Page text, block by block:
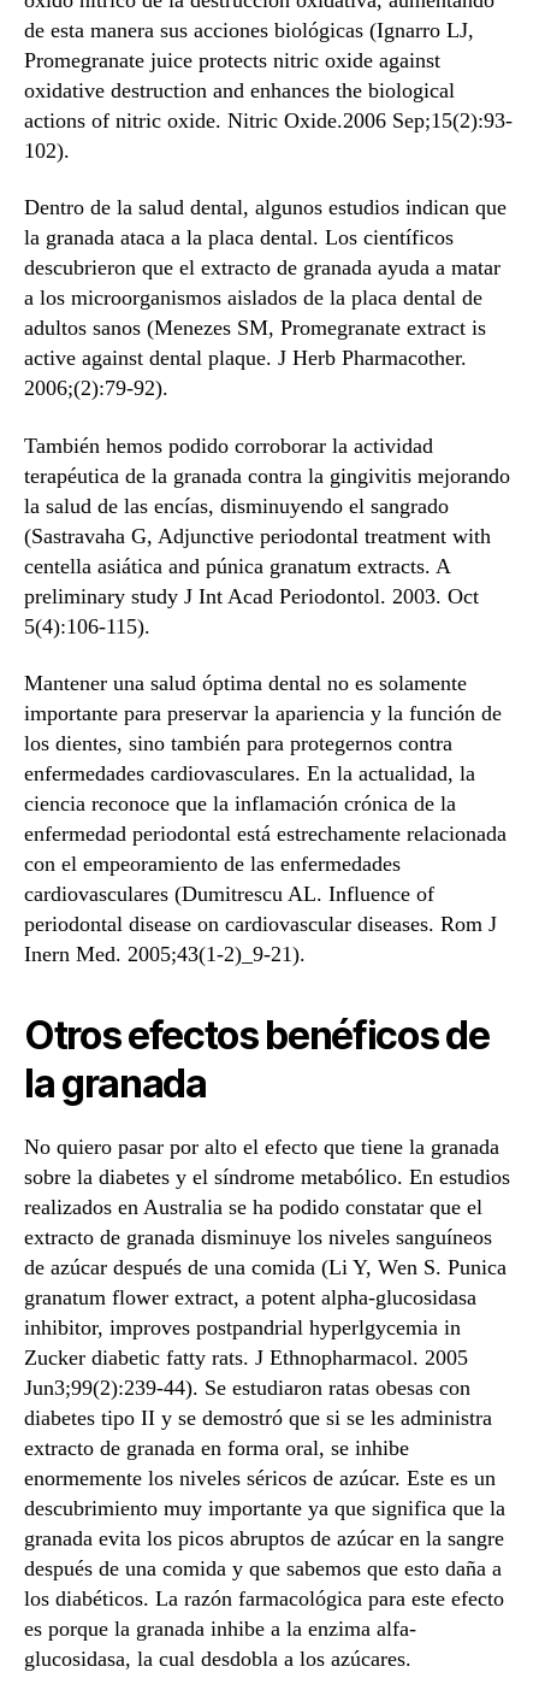
de esta manera sus acciones biológicas (Ignarro LJ,
Promegranate juice protects nitric oxide against
oxidative destruction and enhances the biological
actions of nitric oxide. Nitric Oxide.2006 Sep;15(2):93-
102).
Dentro de la salud dental, algunos estudios indican que
la granada ataca a la placa dental. Los científicos
descubrieron que el extracto de granada ayuda a matar
a los microorganismos aislados de la placa dental de
adultos sanos (Menezes SM, Promegranate extract is
active against dental plaque. J Herb Pharmacother.
2006;(2):79-92).
También hemos podido corroborar la actividad
terapéutica de la granada contra la gingivitis mejorando
la salud de las encías, disminuyendo el sangrado
(Sastravaha G, Adjunctive periodontal treatment with
centella asiática and púnica granatum extracts. A
preliminary study J Int Acad Periodontol. 2003. Oct
5(4):106-115).
Mantener una salud óptima dental no es solamente
importante para preservar la apariencia y la función de
los dientes, sino también para protegernos contra
enfermedades cardiovasculares. En la actualidad, la
ciencia reconoce que la inflamación crónica de la
enfermedad periodontal está estrechamente relacionada
con el empeoramiento de las enfermedades
cardiovasculares (Dumitrescu AL. Influence of
periodontal disease on cardiovascular diseases. Rom J
Inern Med. 2005;43(1-2)_9-21).
Otros efectos benéficos de
la granada
No quiero pasar por alto el efecto que tiene la granada
sobre la diabetes y el síndrome metabólico. En estudios
realizados en Australia se ha podido constatar que el
extracto de granada disminuye los niveles sanguíneos
de azúcar después de una comida (Li Y, Wen S. Punica
granatum flower extract, a potent alpha-glucosidasa
inhibitor, improves postpandrial hyperlgycemia in
Zucker diabetic fatty rats. J Ethnopharmacol. 2005
Jun3;99(2):239-44). Se estudiaron ratas obesas con
diabetes tipo II y se demostró que si se les administra
extracto de granada en forma oral, se inhibe
enormemente los niveles séricos de azúcar. Este es un
descubrimiento muy importante ya que significa que la
granada evita los picos abruptos de azúcar en la sangre
después de una comida y que sabemos que esto daña a
los diabéticos. La razón farmacológica para este efecto
es porque la granada inhibe a la enzima alfa-
glucosidasa, la cual desdobla a los azúcares.